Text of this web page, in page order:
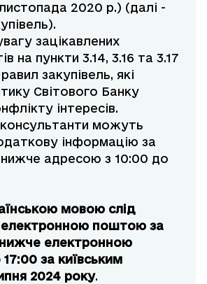
2020 р.) (далі -
зацікавлених
на пункти 3.14, 3.16 та 3.17
закупівель, які
Світового Банку
інтересів.
консультанти можуть
інформацію за
адресою з 10:00 до
мовою слід
електронною поштою за
електронною
за київським
2024 року.